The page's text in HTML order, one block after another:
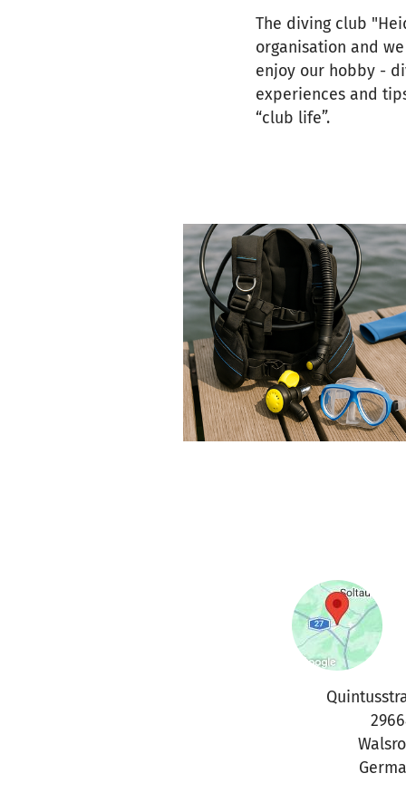
The diving club
organisation and
enjoy our hobby -
experiences and
“club life”.